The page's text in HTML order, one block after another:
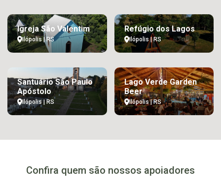
Igreja São Valentim
Ilópolis | RS
Refúgio dos Lagos
Ilópolis | RS
Santuário São Paulo
Apóstolo
Ilópolis | RS
Lago Verde Garden
Beer
Ilópolis | RS
Confira quem são nossos apoiadores